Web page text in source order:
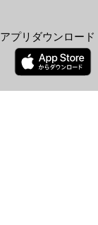
アプリダウンロード